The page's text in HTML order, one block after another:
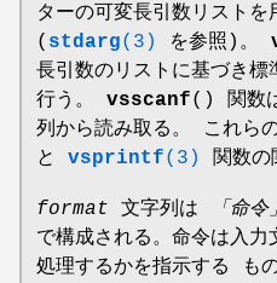
ターの可変長引数リストを
( stdarg(3) を参照)。
長引数のリストに基づき標
行う。 vsscanf() 関数
列から読み取る。 これら
と vsprintf(3) 関数の
format 文字列は 「命
で構成される。命令は入力
処理するかを指示する も